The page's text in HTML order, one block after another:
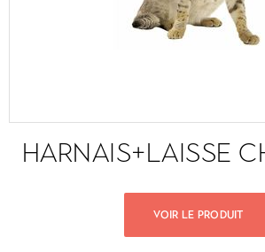
HARNAIS+LAISSE
VOIR LE PRODUIT